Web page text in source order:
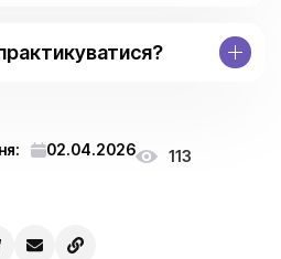
02.04.2026 113